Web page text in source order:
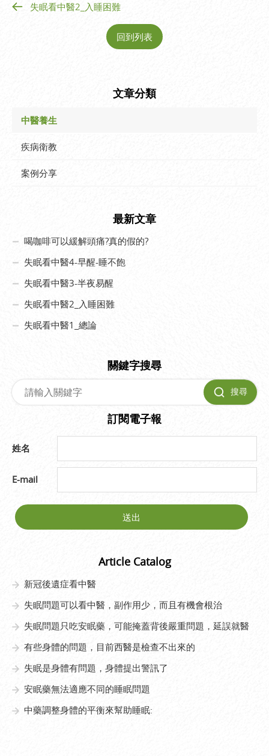
失眠看中醫2_入睡困難
回到列表
文章分類
中醫養生
疾病衛教
案例分享
最新文章
喝咖啡可以緩解頭痛?真的假的?
失眠看中醫4-早醒-睡不飽
失眠看中醫3-半夜易醒
失眠看中醫2_入睡困難
失眠看中醫1_總論
關鍵字搜尋
搜尋
訂閱電子報
姓名
E-mail
送出
Article Catalog
新冠後遺症看中醫
失眠問題可以看中醫，副作用少，而且有機會根治
失眠問題只吃安眠藥，可能掩蓋背後嚴重問題，延誤就醫
有些身體的問題，目前西醫是檢查不出來的
失眠是身體有問題，身體提出警訊了
安眠藥無法適應不同的睡眠問題
中藥調整身體的平衡來幫助睡眠: